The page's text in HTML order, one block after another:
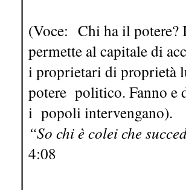
(Voce: Chi ha il potere?
permette al capitale di
i proprietari di proprietà
potere politico. Fanno e
i popoli intervengano).
“So chi è colei che
4:08